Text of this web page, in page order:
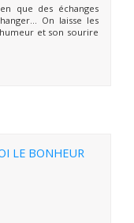
que des échanges
On laisse les
et son sourire
LE BONHEUR